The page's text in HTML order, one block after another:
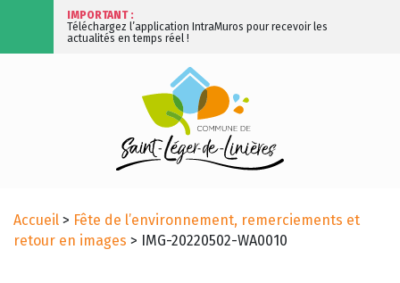
IMPORTANT :
Téléchargez l’application IntraMuros pour recevoir les
actualités en temps réel !
Accueil > Fête de l’environnement, remerciements et
retour en images > IMG-20220502-WA0010